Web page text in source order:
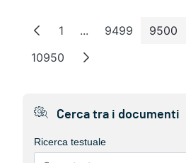
Page
1 ...Intermediate Pages
Page
9499 Page
9500
Page
10950
Cerca tra i documenti
Ricerca testuale